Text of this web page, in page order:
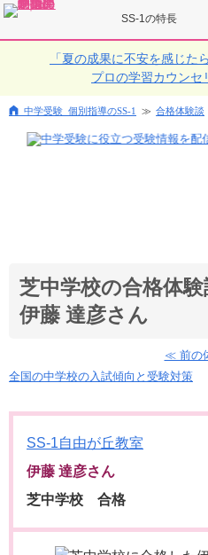
SS-1の特長
「夏の成果に不安を感じた
プロの学習カウンセ
中学受験 個別指導のSS-1 合格体験談
芝中学校の合格体験
伊藤 達彦さん
≪ 前の
全国の中学校の入試傾向と受験対策
SS-1自由が丘教室
伊藤 達彦さん
芝中学校 合格